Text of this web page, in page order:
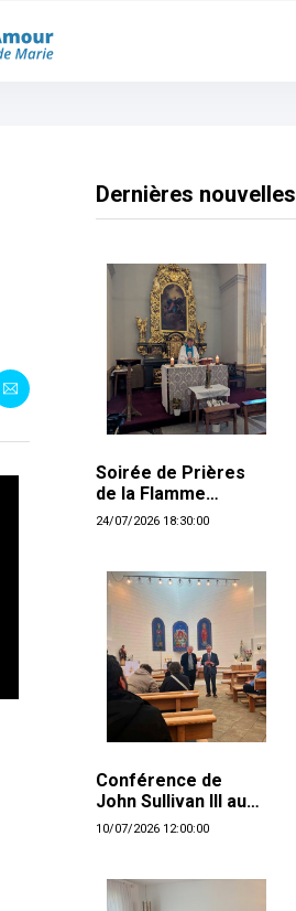
Dernières nouvelles
Soirée de Prières
de la Flamme
d'Amour
24/07/2026 18:30:00
Conférence de
John Sullivan III au
Danemark
10/07/2026 12:00:00